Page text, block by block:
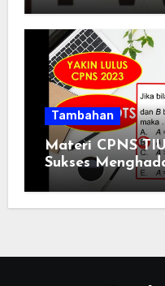
Tambahan
Materi CPNS
Sukses